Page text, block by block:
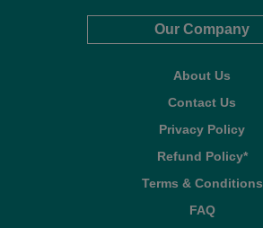
Our Company
About Us
Contact Us
Privacy Policy
Refund Policy*
Terms & Conditions
FAQ